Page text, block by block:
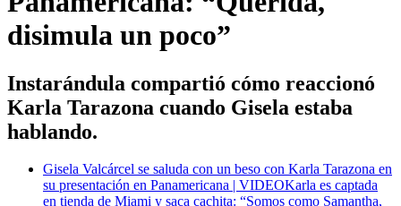
disimula un poco”
Instarándula compartió cómo reaccionó
Karla Tarazona cuando Gisela estaba
hablando.
Gisela Valcárcel se saluda con un beso con Karla Tarazona en
su presentación en Panamericana | VIDEOKarla es captada
en tienda de Miami y saca cachita: “Somos como Samantha,